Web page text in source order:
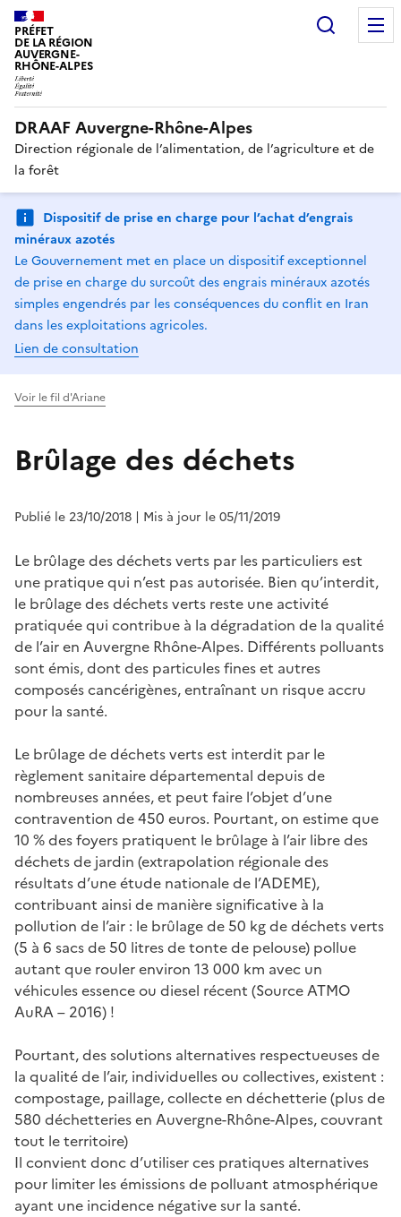
PRÉFET
DE LA RÉGION
AUVERGNE-
RHÔNE-ALPES
DRAAF Auvergne-Rhône-Alpes
Direction régionale de l’alimentation, de l’agriculture et de
la forêt
Dispositif de prise en charge pour l’achat d’engrais
minéraux azotés
Le Gouvernement met en place un dispositif exceptionnel
de prise en charge du surcoût des engrais minéraux azotés
simples engendrés par les conséquences du conflit en Iran
dans les exploitations agricoles.
Lien de consultation
Voir le fil d'Ariane
Brûlage des déchets
Publié le 23/10/2018 | Mis à jour le 05/11/2019
Le brûlage des déchets verts par les particuliers est
une pratique qui n’est pas autorisée. Bien qu’interdit,
le brûlage des déchets verts reste une activité
pratiquée qui contribue à la dégradation de la qualité
de l’air en Auvergne Rhône-Alpes. Différents polluants
sont émis, dont des particules fines et autres
composés cancérigènes, entraînant un risque accru
pour la santé.
Le brûlage de déchets verts est interdit par le
règlement sanitaire départemental depuis de
nombreuses années, et peut faire l’objet d’une
contravention de 450 euros. Pourtant, on estime que
10 % des foyers pratiquent le brûlage à l’air libre des
déchets de jardin (extrapolation régionale des
résultats d’une étude nationale de l’ADEME),
contribuant ainsi de manière significative à la
pollution de l’air : le brûlage de 50 kg de déchets verts
(5 à 6 sacs de 50 litres de tonte de pelouse) pollue
autant que rouler environ 13 000 km avec un
véhicules essence ou diesel récent (Source ATMO
AuRA – 2016) !
Pourtant, des solutions alternatives respectueuses de
la qualité de l’air, individuelles ou collectives, existent :
compostage, paillage, collecte en déchetterie (plus de
580 déchetteries en Auvergne-Rhône-Alpes, couvrant
tout le territoire)
Il convient donc d’utiliser ces pratiques alternatives
pour limiter les émissions de polluant atmosphérique
ayant une incidence négative sur la santé.